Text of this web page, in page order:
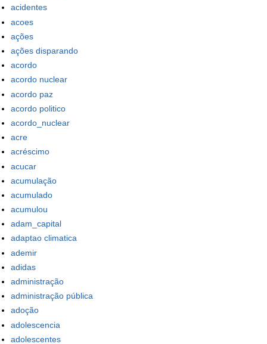
acidentes
acoes
ações
ações disparando
acordo
acordo nuclear
acordo paz
acordo politico
acordo_nuclear
acre
acréscimo
acucar
acumulação
acumulado
acumulou
adam_capital
adaptao climatica
ademir
adidas
administração
administração pública
adoção
adolescencia
adolescentes